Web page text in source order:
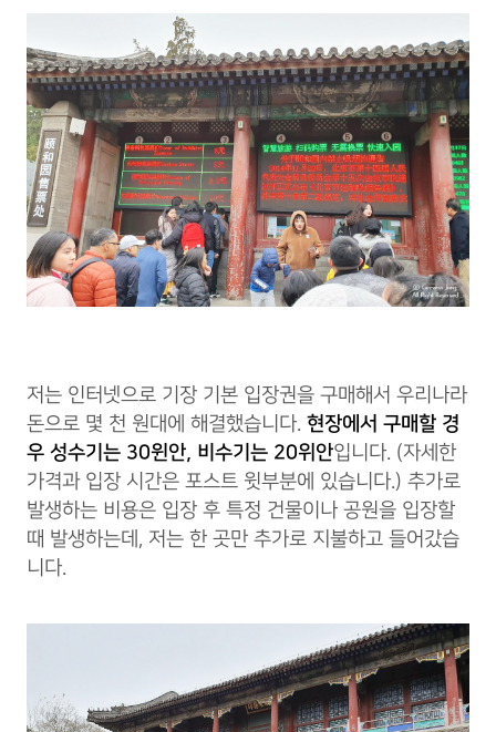
저는 인터넷으로 기장 기본 입장권을 구매해서 우리나라
돈으로 몇 천 원대에 해결했습니다. 현장에서 구매할 경
우 성수기는 30윈안, 비수기는 20위안입니다. (자세한
가격과 입장 시간은 포스트 윗부분에 있습니다.) 추가로
발생하는 비용은 입장 후 특정 건물이나 공원을 입장할
때 발생하는데, 저는 한 곳만 추가로 지불하고 들어갔습
니다.